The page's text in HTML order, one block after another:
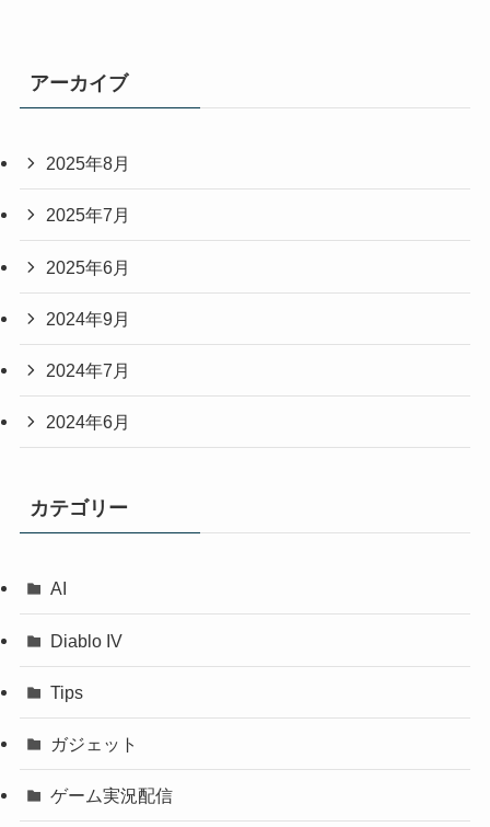
アーカイブ
2025年8月
2025年7月
2025年6月
2024年9月
2024年7月
2024年6月
カテゴリー
AI
Diablo IV
Tips
ガジェット
ゲーム実況配信